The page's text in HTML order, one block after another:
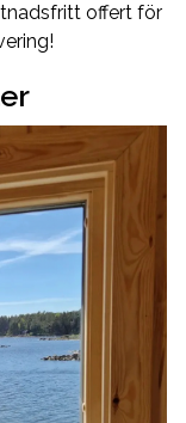
offert för